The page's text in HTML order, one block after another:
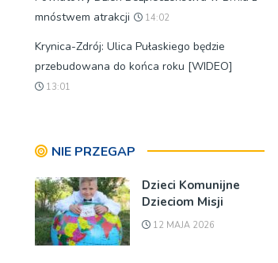
mnóstwem atrakcji
14:02
Krynica-Zdrój: Ulica Pułaskiego będzie
przebudowana do końca roku [WIDEO]
13:01
NIE PRZEGAP
Dzieci Komunijne
Dzieciom Misji
12 MAJA 2026